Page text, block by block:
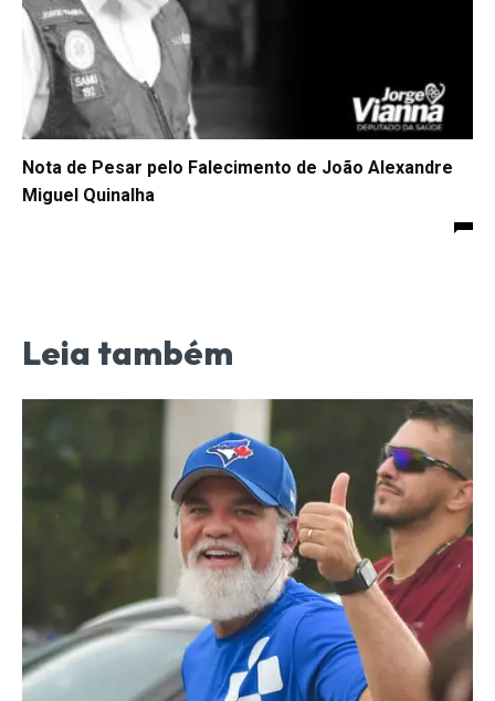
Nota de Pesar pelo Falecimento de João Alexandre
Miguel Quinalha
Leia também